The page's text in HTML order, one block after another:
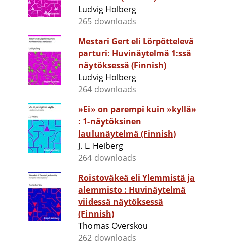
Ludvig Holberg
265 downloads
Mestari Gert eli Lörpöttelevä
parturi: Huvinäytelmä 1:ssä
näytöksessä (Finnish)
Ludvig Holberg
264 downloads
»Ei» on parempi kuin »kyllä»
: 1-näytöksinen
laulunäytelmä (Finnish)
J. L. Heiberg
264 downloads
Roistoväkeä eli Ylemmistä ja
alemmisto : Huvinäytelmä
viidessä näytöksessä
(Finnish)
Thomas Overskou
262 downloads